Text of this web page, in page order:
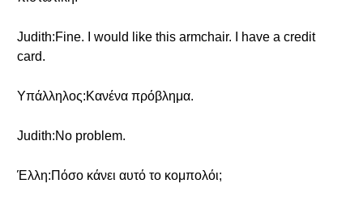
Judith:Fine. I would like this armchair. I have a credit
card.
Υπάλληλος:Κανένα πρόβλημα.
Judith:No problem.
Έλλη:Πόσο κάνει αυτό το κομπολόι;